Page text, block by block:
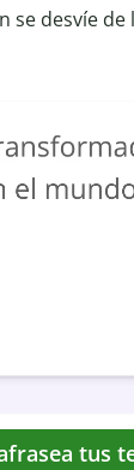
se desvíe
tus